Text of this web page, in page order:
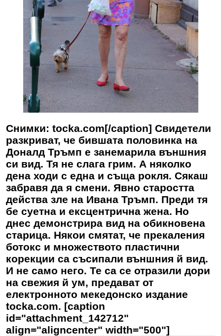
Снимки: tocka.com[/caption] Свидетели
разкриват, че бившата половинка на
Доналд Тръмп е занемарила външния
си вид. Тя не слага грим. А няколко
дена ходи с една и съща рокля. Сякаш
забравя да я смени. Явно старостта
действа зле на Ивана Тръмп. Преди тя
бе суетна и ексцентрична жена. Но
днес демонстрира вид на обикновена
старица. Някои смятат, че прекаления
ботокс и множеството пластични
корекции са съсипали външния й вид.
И не само него. Те са се отразили дори
на свежия й ум, предават от
електронното мекедонско издание
tocka.com. [caption
id="attachment_142712"
align="aligncenter" width="500"]